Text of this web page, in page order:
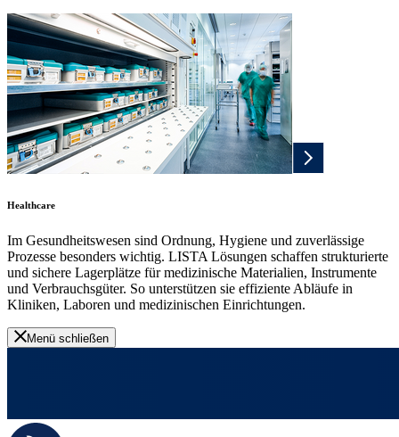
Healthcare
Im Gesundheitswesen sind Ordnung, Hygiene und zuverlässige
Prozesse besonders wichtig. LISTA Lösungen schaffen strukturierte
und sichere Lagerplätze für medizinische Materialien, Instrumente
und Verbrauchsgüter. So unterstützen sie effiziente Abläufe in
Kliniken, Laboren und medizinischen Einrichtungen.
Menü schließen